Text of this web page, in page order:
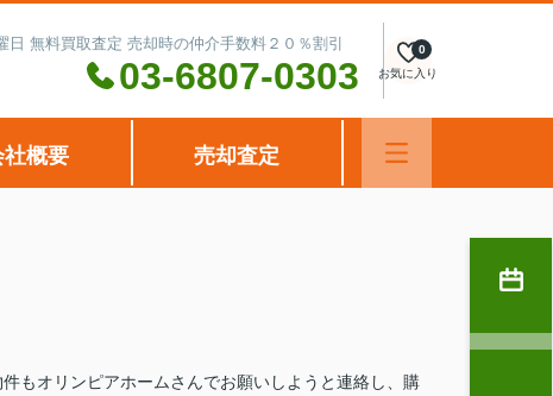
無料買取査定 売却時の仲介手数料２０％割引
03-6807-0303 お気に入り
0
社概要 売却査定
もオリンピアホームさんでお願いしようと連絡し、購